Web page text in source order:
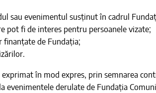
sau evenimentul susținut în cadrul
pot fi de interes pentru persoanele vizate;
de Fundația;
în mod expres, prin semnarea
derulate de Fundația